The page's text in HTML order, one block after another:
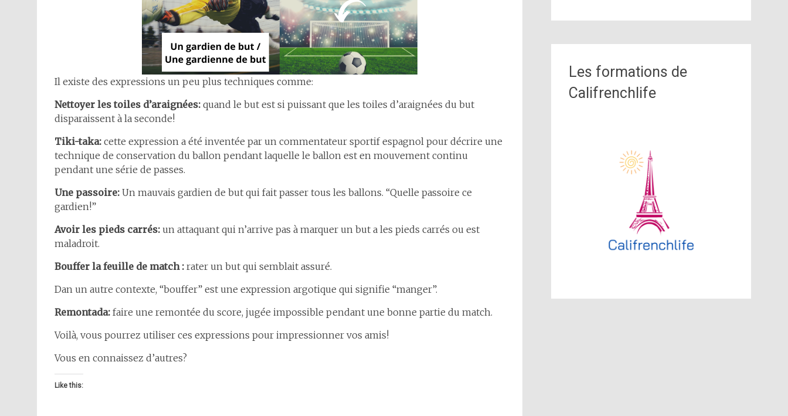
Il existe des expressions un peu plus techniques comme:
Nettoyer les toiles d’araignées: quand le but est si puissant que les toiles d’araignées du but
disparaissent à la seconde!
Tiki-taka: cette expression a été inventée par un commentateur sportif espagnol pour décrire une
technique de conservation du ballon pendant laquelle le ballon est en mouvement continu
pendant une série de passes.
Une passoire: Un mauvais gardien de but qui fait passer tous les ballons. “Quelle passoire ce
gardien!”
Avoir les pieds carrés: un attaquant qui n’arrive pas à marquer un but a les pieds carrés ou est
maladroit.
Bouffer la feuille de match : rater un but qui semblait assuré.
Dan un autre contexte, “bouffer” est une expression argotique qui signifie “manger”.
Remontada: faire une remontée du score, jugée impossible pendant une bonne partie du match.
Voilà, vous pourrez utiliser ces expressions pour impressionner vos amis!
Vous en connaissez d’autres?
Like this:
Les formations de
Califrenchlife